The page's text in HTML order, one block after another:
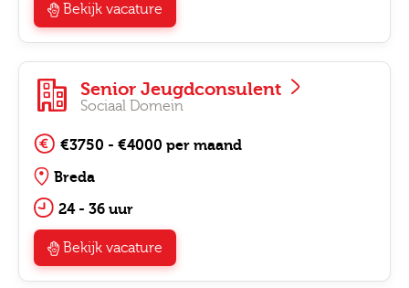
Bekijk vacature
Senior Jeugdconsulent
Sociaal Domein
€3750 - €4000 per maand
Breda
24 - 36 uur
Bekijk vacature